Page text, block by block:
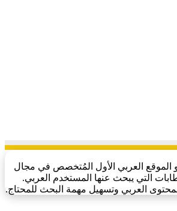
الموقع العربي الأول المُتخصص في مجال
التي يبحث عنها المستخدم العربي.
العربي وتسهيل مهمة البحث للمحتاج.